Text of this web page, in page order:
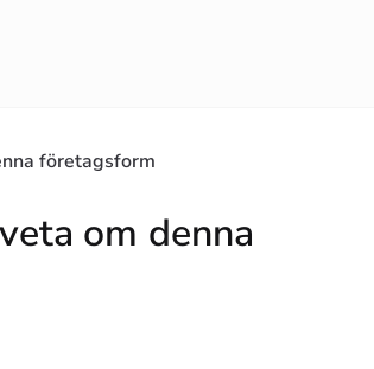
företagsform
om denna